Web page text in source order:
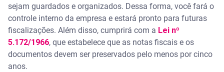
sejam guardados e organizados. Dessa forma, você fará o
controle interno da empresa e estará pronto para futuras
fiscalizações. Além disso, cumprirá com a Lei nº
5.172/1966, que estabelece que as notas fiscais e os
documentos devem ser preservados pelo menos por cinco
anos.